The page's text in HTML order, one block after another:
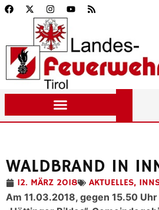
WALDBRAND IN
12. MÄRZ 2018 AKTUELLES,
Am 11.03.2018, gegen 15.50